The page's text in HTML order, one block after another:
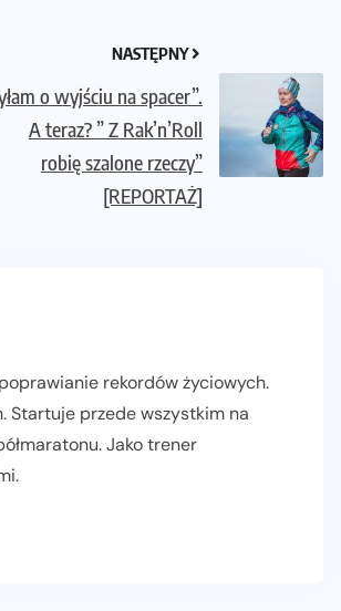
NASTĘPNY
o wyjściu na spacer”.
A teraz? ” Z Rak’n’Roll
robię szalone rzeczy”
[REPORTAŻ]
rekordów życiowych.
Startuje przede wszystkim na
Jako trener